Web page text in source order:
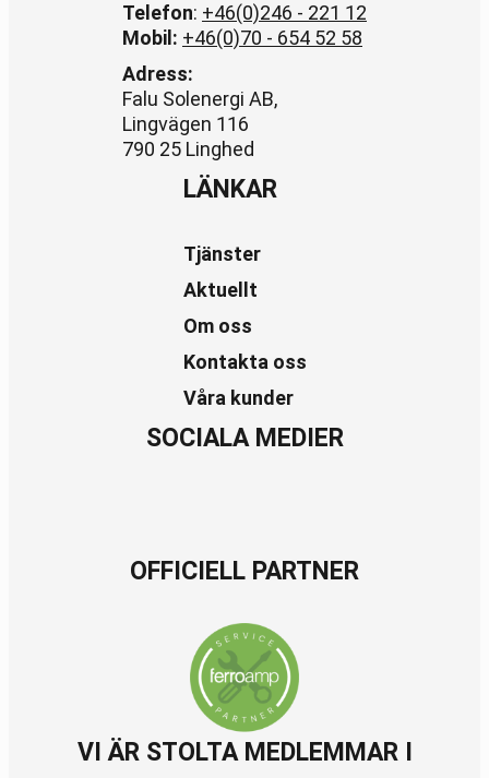
Telefon: +46(0)246 - 221 12
Mobil: +46(0)70 - 654 52 58
Adress:
Falu Solenergi AB,
Lingvägen 116
790 25 Linghed
LÄNKAR
Tjänster
Aktuellt
Om oss
Kontakta oss
Våra kunder
SOCIALA MEDIER
OFFICIELL PARTNER
VI ÄR STOLTA MEDLEMMAR I